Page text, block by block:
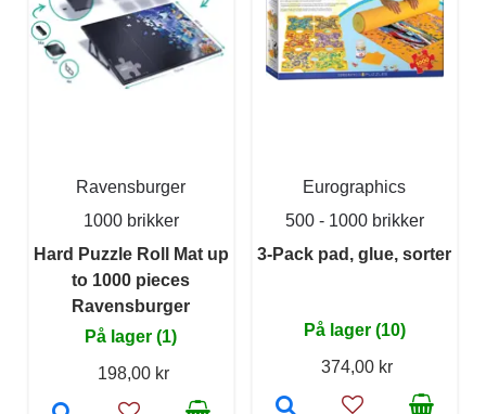
Ravensburger
1000 brikker
Hard Puzzle Roll Mat up
to 1000 pieces
Ravensburger
På lager (1)
198,00 kr
Eurographics
500 - 1000 brikker
3-Pack pad, glue, sorter
På lager (10)
374,00 kr